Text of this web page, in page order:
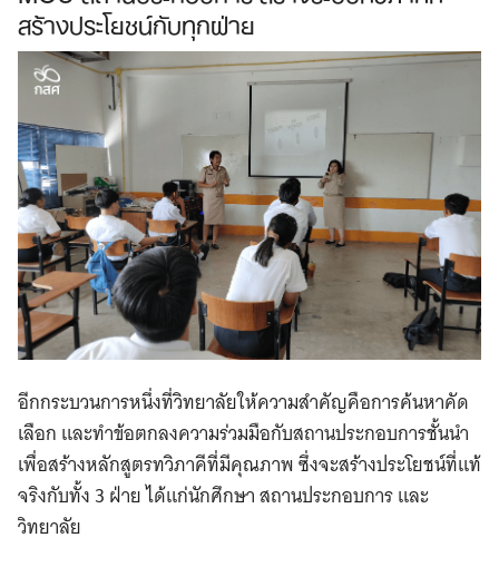
สร้างประโยชน์กับทุกฝ่าย
อีกกระบวนการหนึ่งที่วิทยาลัยให้ความสำคัญคือการค้นหาคัด
เลือก และทำข้อตกลงความร่วมมือกับสถานประกอบการชั้นนำ
เพื่อสร้างหลักสูตรทวิภาคีที่มีคุณภาพ ซึ่งจะสร้างประโยชน์ที่แท้
จริงกับทั้ง 3 ฝ่าย ได้แก่นักศึกษา สถานประกอบการ และ
วิทยาลัย